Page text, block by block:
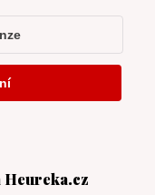
Heureka.cz